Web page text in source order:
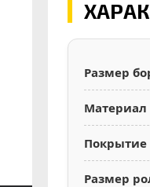
Размер
Материал
Покрытие
Размер